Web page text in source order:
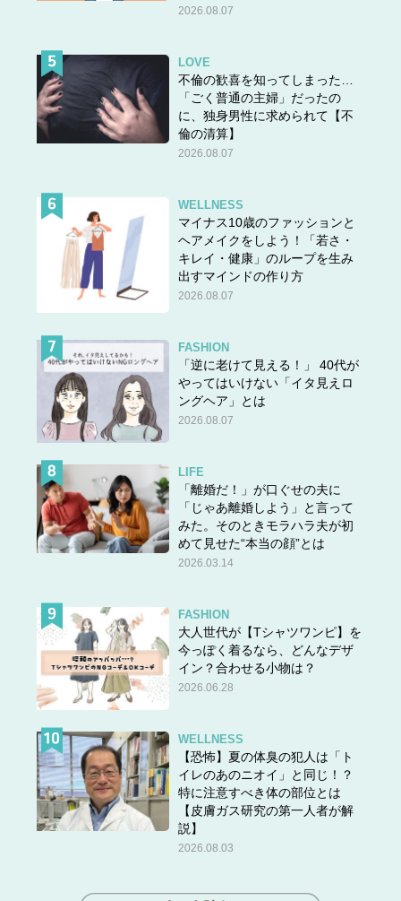
2026.08.07
LOVE
不倫の歓喜を知ってしまった…
「ごく普通の主婦」だったの
に、独身男性に求められて【不
倫の清算】
2026.08.07
WELLNESS
マイナス10歳のファッションと
ヘアメイクをしよう！「若さ・
キレイ・健康」のループを生み
出すマインドの作り方
2026.08.07
FASHION
「逆に老けて見える！」 40代が
やってはいけない「イタ見えロ
ングヘア」とは
2026.08.07
LIFE
「離婚だ！」が口ぐせの夫に
「じゃあ離婚しよう」と言って
みた。そのときモラハラ夫が初
めて見せた“本当の顔”とは
2026.03.14
FASHION
大人世代が【Tシャツワンピ】を
今っぽく着るなら、どんなデザ
イン？合わせる小物は？
2026.06.28
WELLNESS
【恐怖】夏の体臭の犯人は「ト
イレのあのニオイ」と同じ！？
特に注意すべき体の部位とは
【皮膚ガス研究の第一人者が解
説】
2026.08.03